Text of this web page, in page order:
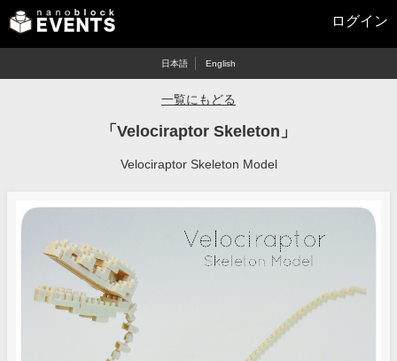
ログイン
日本語 English
一覧にもどる
「Velociraptor Skeleton」
Velociraptor Skeleton Model